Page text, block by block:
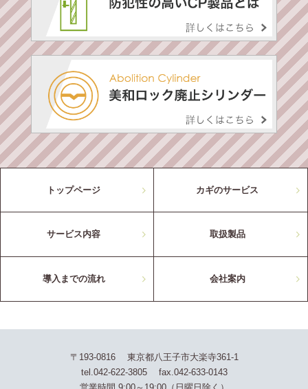
トップページ カギのサービス
サービス内容 取扱製品
導入までの流れ 会社案内
〒193-0816 東京都八王子市大楽寺361-1
tel.042-622-3805 fax.042-633-0143